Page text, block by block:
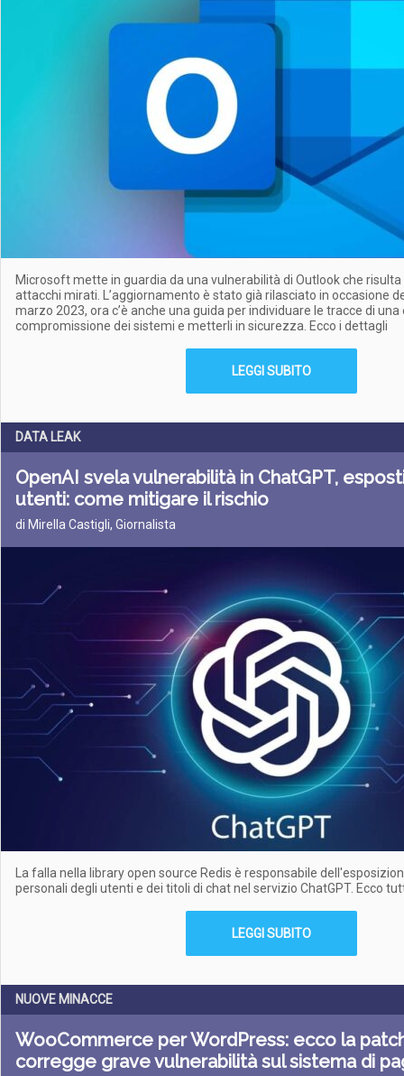
Microsoft mette in guardia da una vulnerabilità di Outlook che
attacchi mirati. L’aggiornamento è stato già rilasciato in occasione
marzo 2023, ora c’è anche una guida per individuare le tracce di
compromissione dei sistemi e metterli in sicurezza. Ecco i dettagli
LEGGI SUBITO
DATA LEAK
OpenAI svela vulnerabilità in ChatGPT,
utenti: come mitigare il rischio
di Mirella Castigli, Giornalista
La falla nella library open source Redis è responsabile
personali degli utenti e dei titoli di chat nel servizio ChatGPT. Ecco
LEGGI SUBITO
NUOVE MINACCE
WooCommerce per WordPress: ecco la
corregge grave vulnerabilità sul sistema di